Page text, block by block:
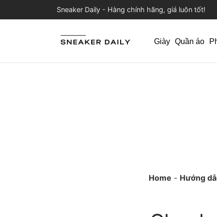
Sneaker Daily - Hàng chính hãng, giá luôn tốt!
Giày Quần áo
Home - Hướng